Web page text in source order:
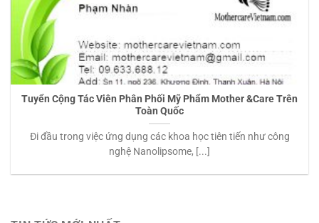
Tuyển Cộng Tác Viên Phân Phối Mỹ Phẩm Mother &Care Trên
Toàn Quốc
Đi đầu trong việc ứng dụng các khoa học tiên tiến như công
nghệ Nanolipsome, [...]